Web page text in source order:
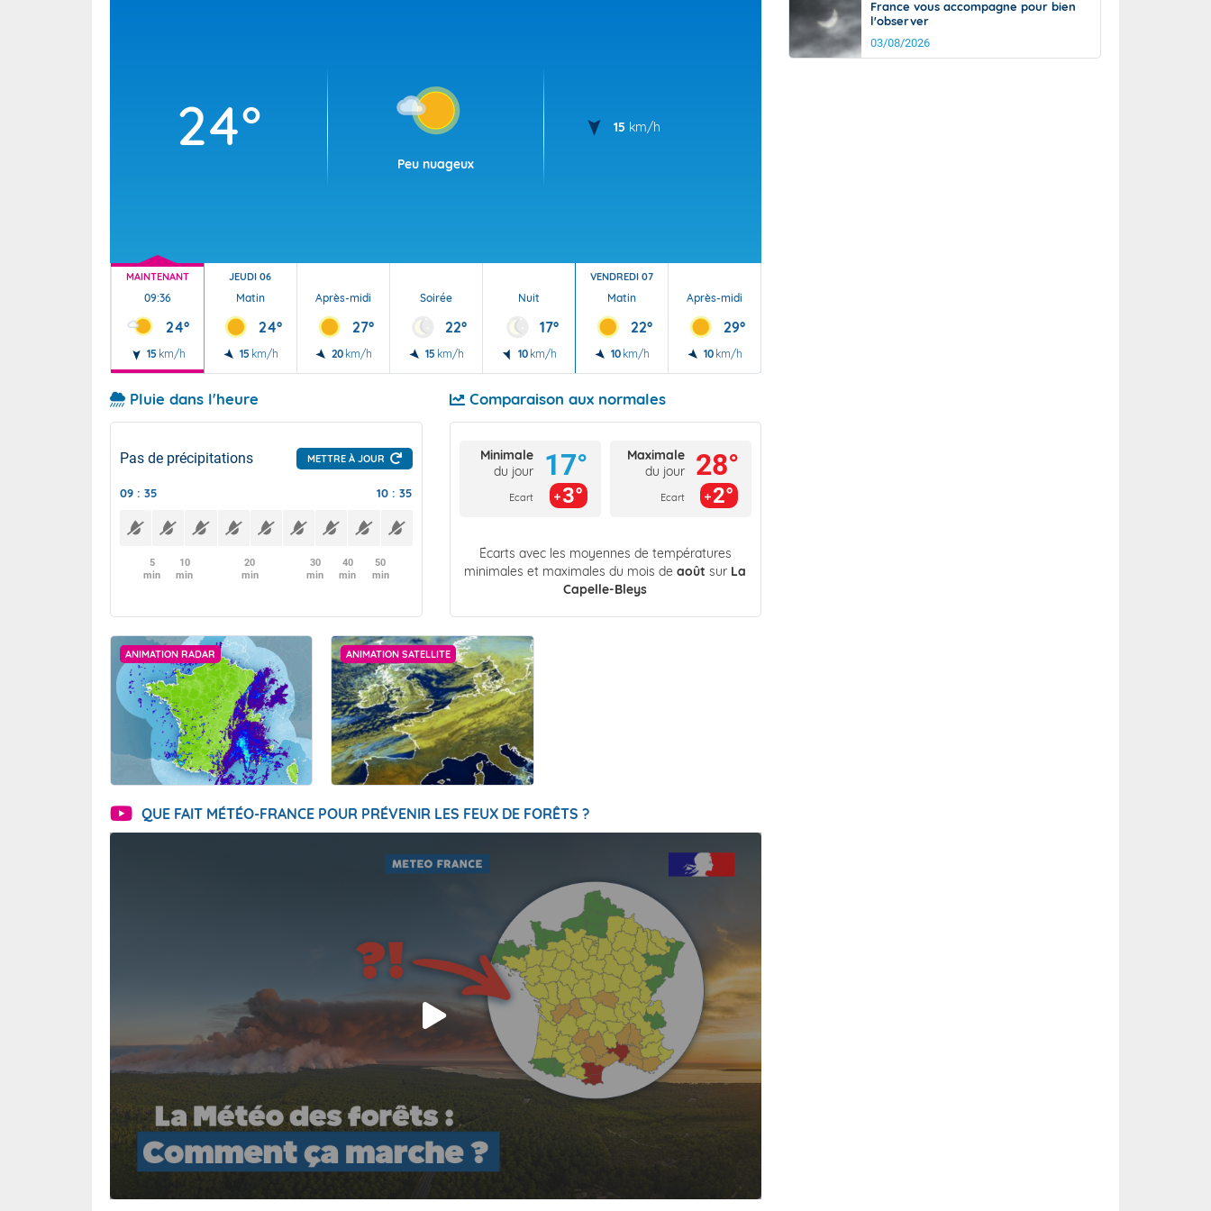
24°
Peu nuageux
15 km/h
MAINTENANT
09:36
24°
15 km/h
JEUDI 06
Matin
24°
15 km/h
Après-midi
27°
20 km/h
Soirée
22°
15 km/h
Nuit
17°
10 km/h
VENDREDI 07
Matin
22°
10 km/h
Après-midi
29°
10 km/h
Pluie dans l'heure
Pas de précipitations METTRE À JOUR
09 : 35 10 : 35
5
min
10
min
20
min
30
min
40
min
50
min
Comparaison aux normales
Minimale
du jour
Ecart
17°
3°
Maximale
du jour
Ecart
28°
2°
Écarts avec les moyennes de températures
minimales et maximales du mois deaoût sur La
Capelle-Bleys
ANIMATION RADAR ANIMATION SATELLITE
QUE FAIT MÉTÉO-FRANCE POUR PRÉVENIR LES FEUX DE FORÊTS ?
France vous accompagne pour bien
l'observer
03/08/2026